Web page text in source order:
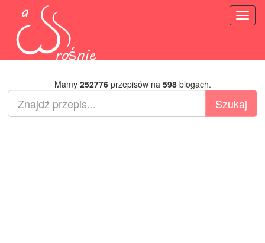
Mamy 252776przepisów na 598blogach.